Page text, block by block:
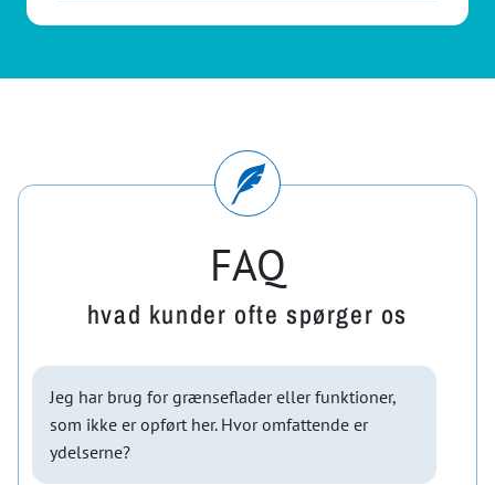
FAQ
hvad kunder ofte spørger os
Jeg har brug for grænseflader eller funktioner,
som ikke er opført her. Hvor omfattende er
ydelserne?